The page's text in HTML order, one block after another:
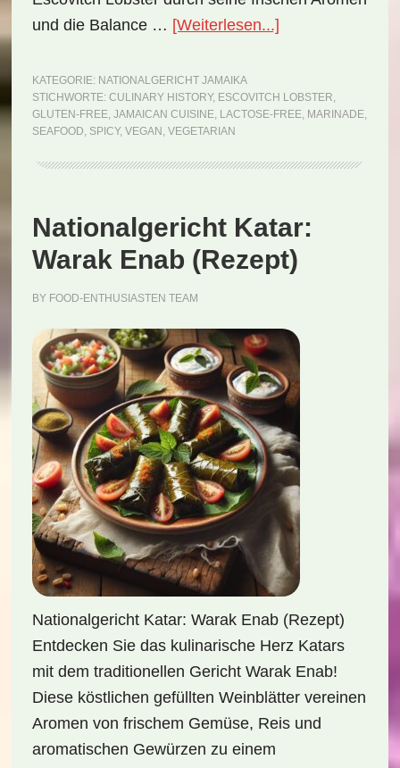
und die Balance … [Weiterlesen...]
Lobster
KATEGORIE: NATIONALGERICHT JAMAIKA
STICHWORTE: CULINARY HISTORY, ESCOVITCH LOBSTER,
GLUTEN-FREE, JAMAICAN CUISINE, LACTOSE-FREE, MARINADE,
SEAFOOD, SPICY, VEGAN , VEGETARIAN
Nationalgericht Katar:
Warak Enab (Rezept)
BY FOOD-ENTHUSIASTEN TEAM
Nationalgericht Katar: Warak Enab (Rezept)
Entdecken Sie das kulinarische Herz Katars
mit dem traditionellen Gericht Warak Enab!
Diese köstlichen gefüllten Weinblätter vereinen
Aromen von frischem Gemüse, Reis und
aromatischen Gewürzen zu einem